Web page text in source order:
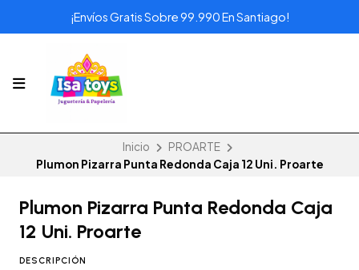
¡Envíos Gratis Sobre 99.990 En Santiago!
Inicio
PROARTE
Plumon Pizarra Punta Redonda Caja 12 Uni. Proarte
Plumon Pizarra Punta Redonda Caja
12 Uni. Proarte
DESCRIPCIÓN